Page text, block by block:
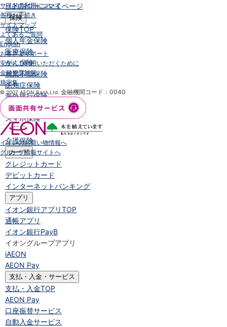
目的別ローンマイページ
保険
保険TOP
個人年金保険
医療保険
がん保険
就業不能保険
認知症保険
海外旅行保険
国内旅行傷害保険
スマホ保険
傷害保険
介護保険
カード
クレジットカード
デビットカード
インターネットバンキング
アプリ
イオン銀行アプリTOP
通帳アプリ
イオン銀行PayB
イオングループアプリ
iAEON
AEON Pay
支払・入金・サービス
支払・入金TOP
AEON Pay
口座振替サービス
自動入金サービス
サイトの利用について
各種お手続き
サイトマップ
よくあるご質問
English
お客さまサポート
安全にご利用いただくために
金融犯罪対策
規定集
© 2007 AEON Bank,Ltd. 金融機関コード：0040
イオンのお買い物情報へ
グループ情報サイトへ